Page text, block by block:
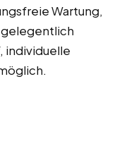
Wartung,
individuelle